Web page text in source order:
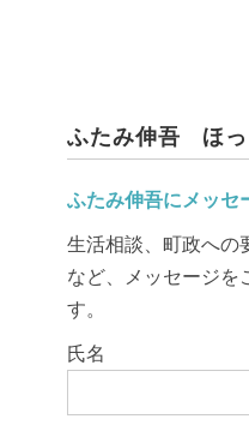
ふたみ伸吾 ほっ
ふたみ伸吾にメッセ
生活相談、町政への
など、メッセージを
す。
このフィールドは空
氏名